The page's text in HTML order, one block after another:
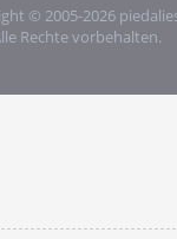
© 2005-2026
Rechte vorbehalten.